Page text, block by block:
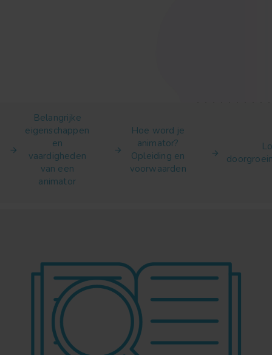
Belangrijke
eigenschappen
en
vaardigheden
van een
animator
Hoe word je
animator?
Opleiding en
voorwaarden